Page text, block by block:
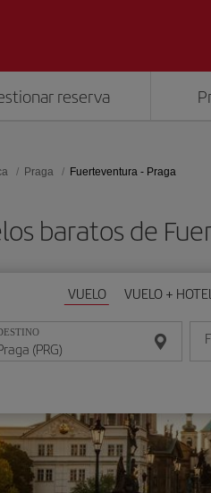
reserva
Praga Fuerteventura - Praga
baratos de
VUELO VUELO + HOTEL